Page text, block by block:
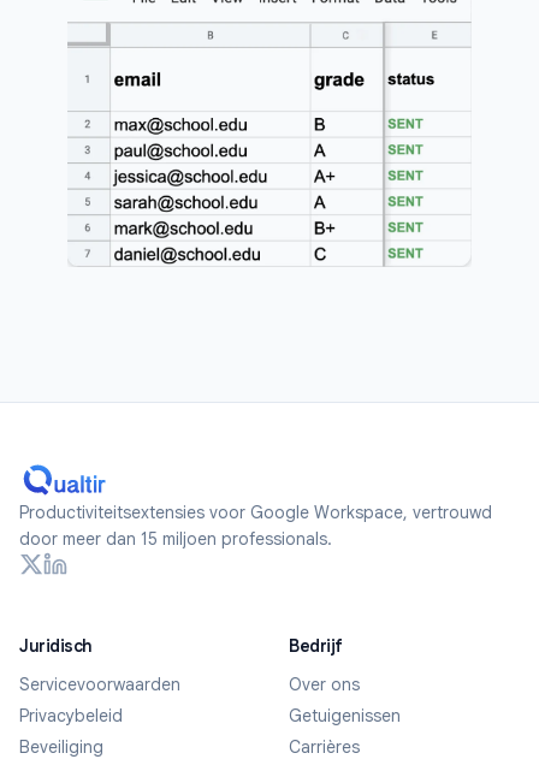
Productiviteitsextensies voor Google Workspace, vertrouwd
door meer dan 15 miljoen professionals.
Juridisch
Servicevoorwaarden
Privacybeleid
Beveiliging
Bedrijf
Over ons
Getuigenissen
Carrières